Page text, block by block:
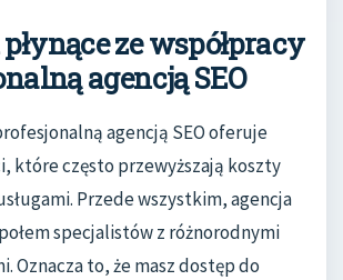
ze współpracy
agencją SEO
agencją SEO oferuje
które często przewyższają koszty
Przede wszystkim, agencja
specjalistów z różnorodnymi
Oznacza to, że masz dostęp do